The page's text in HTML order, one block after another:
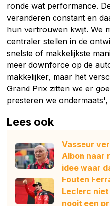
ronde wat performance.
veranderen constant en
hun vertrouwen kwijt. We
centraler stellen in de
snelste of makkelijkste
meer downforce op de
makkelijker, maar het
Grand Prix zitten we er
presteren we ondermaats',
Lees ook
Vasseur
Albon naar
idee waar
Fouten
Leclerc
nooit een